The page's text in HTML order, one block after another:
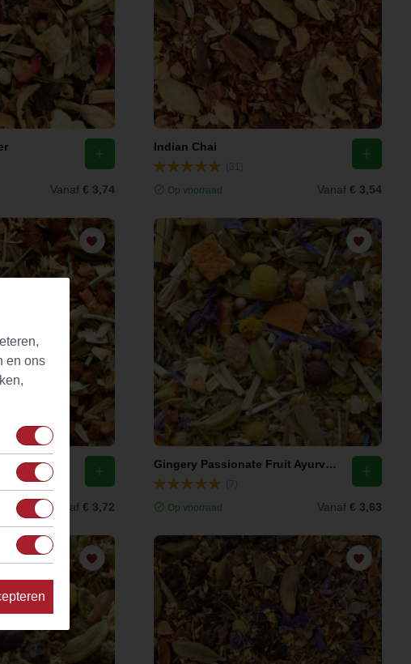
Vanaf € 3,74
Indian Chai
Op voorraad Vanaf € 3,54
Vanaf € 3,72
Gingery Passionate Fruit Ayurvedische Thee
Op voorraad Vanaf € 3,63
en ons